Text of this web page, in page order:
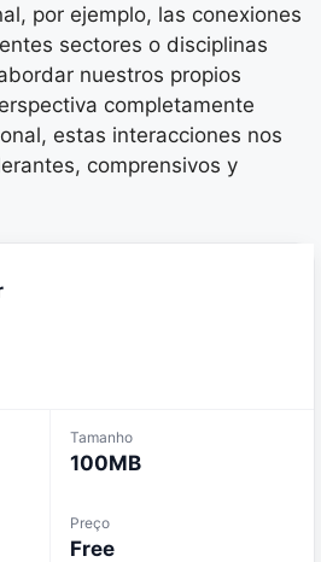
por ejemplo, las conexiones
sectores o disciplinas
nuestros propios
completamente
estas interacciones nos
comprensivos y
Tamanho
100MB
Preço
Free